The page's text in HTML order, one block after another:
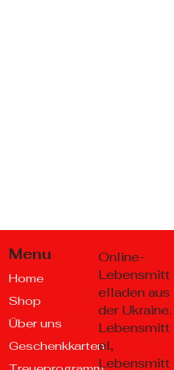
Menu
Home
Shop
Über uns
Geschenkkarten
Online-
Lebensmitt
elladen aus
der Ukraine.
Lebensmitt
el,
Lebensmitt